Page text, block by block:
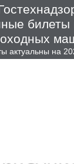
билеты
актуальны на